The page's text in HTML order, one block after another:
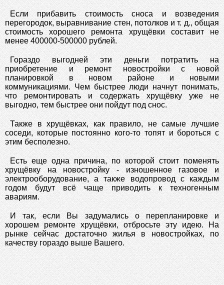
Если прибавить стоимость сноса и возведения
перегородок, выравнивание стен, потолков и т. д., общая
стоимость хорошего ремонта хрущёвки составит не
менее 400000-500000 рублей.
Гораздо выгодней эти деньги потратить на
приобретение и ремонт новостройки с новой
планировкой в новом районе и новыми
коммуникациями. Чем быстрее люди начнут понимать,
что ремонтировать и содержать хрущёвку уже не
выгодно, тем быстрее они пойдут под снос.
Также в хрущёвках, как правило, не самые лучшие
соседи, которые постоянно кого-то топят и бороться с
этим бесполезно.
Есть еще одна причина, по которой стоит поменять
хрущёвку на новостройку - изношенное газовое и
электрооборудование, а также водопровод с каждым
годом будут всё чаще приводить к техногенным
авариям.
И так, если Вы задумались о перепланировке и
хорошем ремонте хрущёвки, отбросьте эту идею. На
рынке сейчас достаточно жилья в новостройках, по
качеству гораздо выше Вашего.